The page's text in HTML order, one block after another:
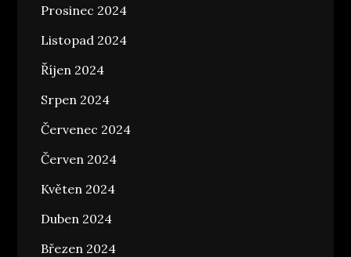
Prosinec 2024
Listopad 2024
Říjen 2024
Srpen 2024
Červenec 2024
Červen 2024
Květen 2024
Duben 2024
Březen 2024